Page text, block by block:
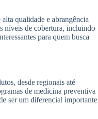
qualidade e abrangência
níveis de cobertura, incluindo
para quem busca
desde regionais até
de medicina preventiva
ser um diferencial importante